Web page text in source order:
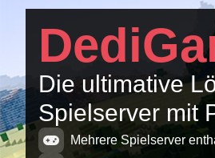
Die ultimative
Spielserver mit
Mehrere Spielserver